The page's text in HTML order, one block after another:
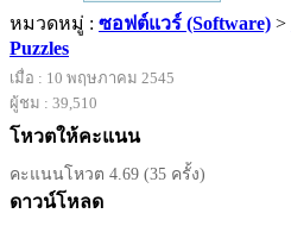
หมวดหมู่ : ซอฟต์แวร์ (Software) >
Puzzles
เมื่อ : 10 พฤษภาคม 2545
ผู้ชม : 39,510
โหวตให้คะแนน
คะแนนโหวต 4.69 (35 ครั้ง)
ดาวน์โหลด